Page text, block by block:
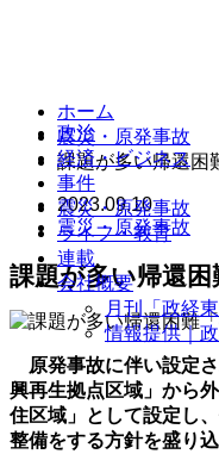
政治
経済・ビジネス
事件
震災・原発事故
ライフ・教育
連載
会社概要
月刊「政経
情報提供｜
ホーム
震災・原発事故
課題が多い帰還困
2023.09.10
震災・原発事故
課題が多い帰還
原発事故に伴い設定
興再生拠点区域」から
住区域」として設定し
整備をする方針を盛り